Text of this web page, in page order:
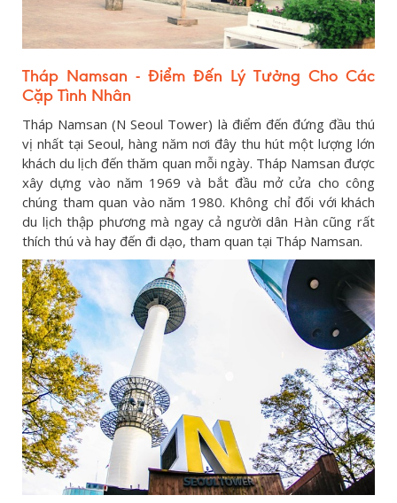
Tháp Namsan - Điểm Đến Lý Tưởng Cho Các
Cặp Tình Nhân
Tháp Namsan (N Seoul Tower) là điểm đến đứng đầu thú
vị nhất tại Seoul, hàng năm nơi đây thu hút một lượng lớn
khách du lịch đến thăm quan mỗi ngày. Tháp Namsan được
xây dựng vào năm 1969 và bắt đầu mở cửa cho công
chúng tham quan vào năm 1980. Không chỉ đối với khách
du lịch thập phương mà ngay cả người dân Hàn cũng rất
thích thú và hay đến đi dạo, tham quan tại Tháp Namsan.